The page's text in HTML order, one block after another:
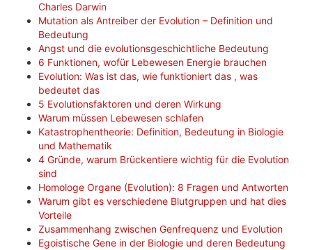
Charles Darwin
Mutation als Antreiber der Evolution – Definition und
Bedeutung
Angst und die evolutionsgeschichtliche Bedeutung
6 Funktionen, wofür Lebewesen Energie brauchen
Evolution: Was ist das, wie funktioniert das , was
bedeutet das
5 Evolutionsfaktoren und deren Wirkung
Warum müssen Lebewesen schlafen
Katastrophentheorie: Definition, Bedeutung in Biologie
und Mathematik
4 Gründe, warum Brückentiere wichtig für die Evolution
sind
Homologe Organe (Evolution): 8 Fragen und Antworten
Warum gibt es verschiedene Blutgruppen und hat dies
Vorteile
Zusammenhang zwischen Genfrequenz und Evolution
Egoistische Gene in der Biologie und deren Bedeutung